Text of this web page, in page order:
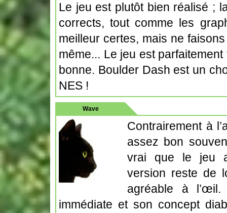
Le jeu est plutôt bien réalisé ;
corrects, tout comme les
meilleur certes, mais ne
même... Le jeu est
bonne. Boulder Dash est un
NES !
Wave
Contrairement à
assez bon
vrai que le jeu
version reste de
agréable à
immédiate et son concept